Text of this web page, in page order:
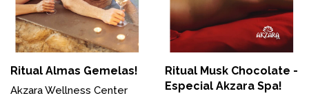
Ritual Almas Gemelas!
Akzara Wellness Center
Ritual Musk Chocolate -
Especial Akzara Spa!